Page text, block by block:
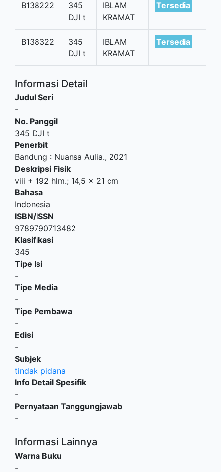
B138222
345
DJI t
IBLAM
KRAMAT
Tersedia
B138322
345
DJI t
IBLAM
KRAMAT
Tersedia
Informasi Detail
Judul Seri
-
No. Panggil
345 DJI t
Penerbit
Bandung : Nuansa Aulia., 2021
Deskripsi Fisik
viii + 192 hlm.; 14,5 x 21 cm
Bahasa
Indonesia
ISBN/ISSN
9789790713482
Klasifikasi
345
Tipe Isi
-
Tipe Media
-
Tipe Pembawa
-
Edisi
-
Subjek
tindak pidana
Info Detail Spesifik
-
Pernyataan Tanggungjawab
-
Informasi Lainnya
Warna Buku
-